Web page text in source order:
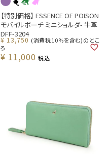
【特別価格】 ESSENCE OF POISON
モバイルポーチ ミニショルダ- 牛革
DFF-3204
¥ 13,750 (消費税10%を含む)のとこ
ろ
¥ 11,000 税込